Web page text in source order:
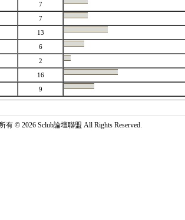
7
7
13
6
2
16
9
有 © 2026 Sclub論壇聯盟 All Rights Reserved.